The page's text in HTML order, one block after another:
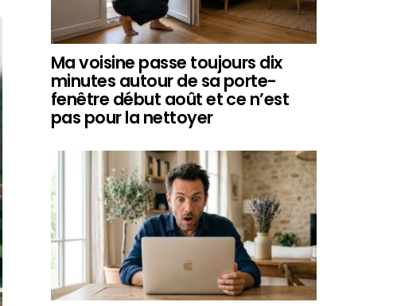
Ma voisine passe toujours dix
minutes autour de sa porte-
fenêtre début août et ce n’est
pas pour la nettoyer